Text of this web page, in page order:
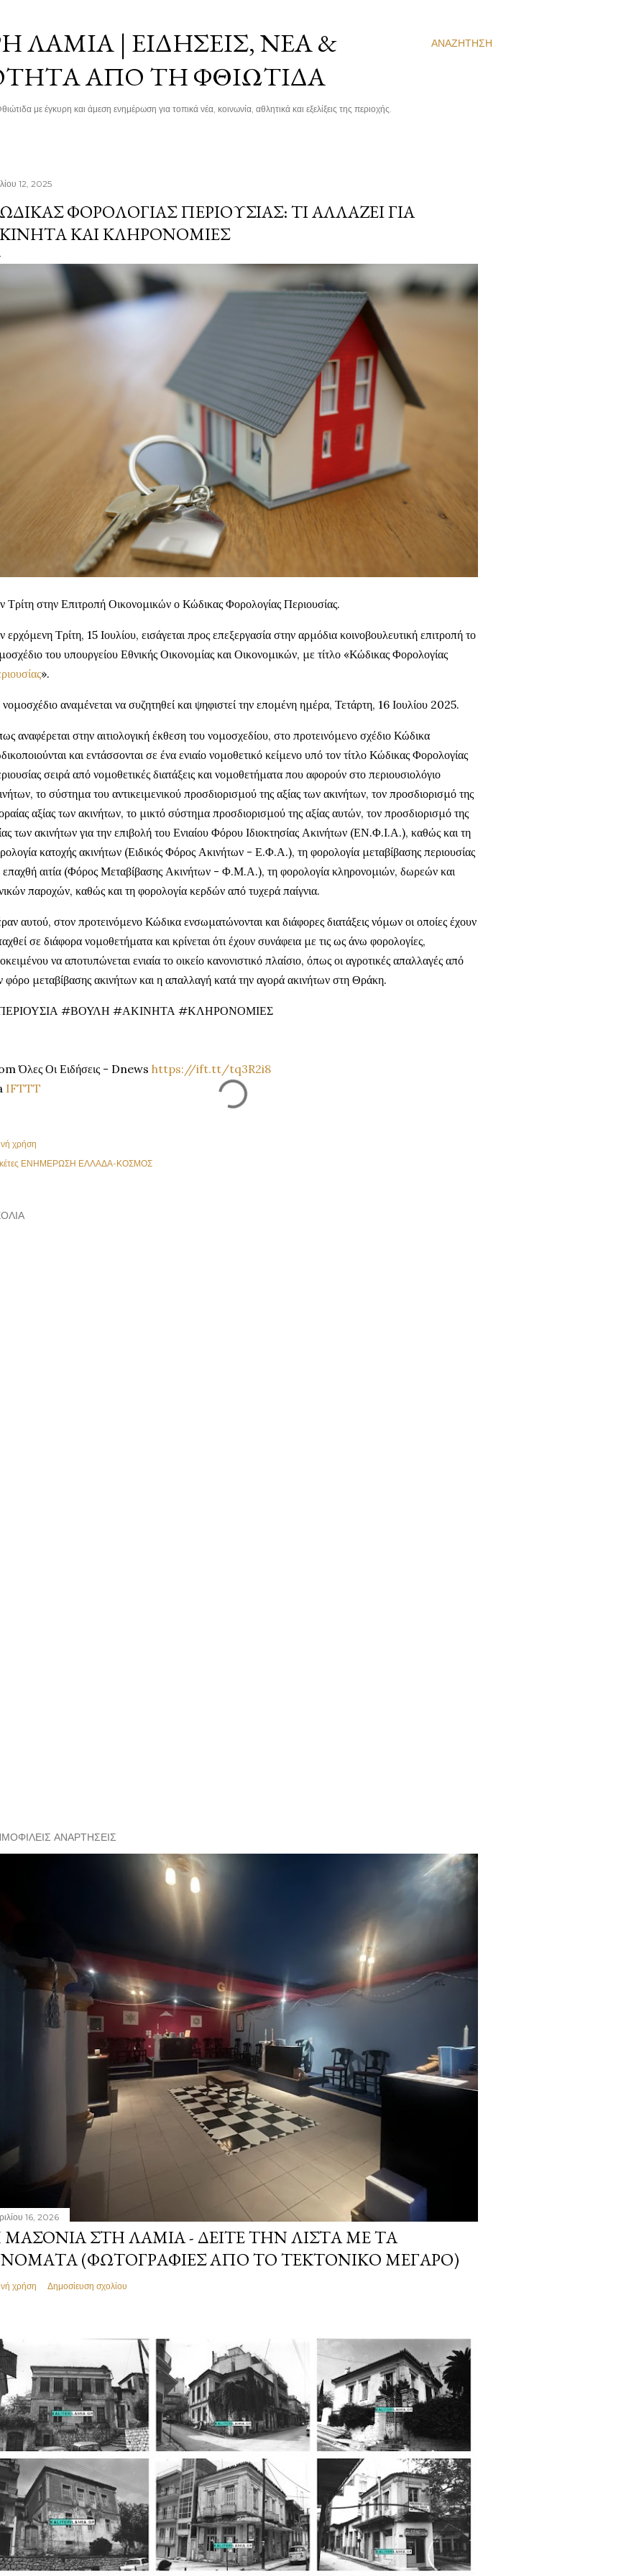
ΑΝΑΖΉΤΗΣΗ
ΛΑΜΊΑ | ΕΙΔΉΣΕΙΣ, ΝΈΑ &
ΑΠΌ ΤΗ ΦΘΙΏΤΙΔΑ
με έγκυρη και άμεση ενημέρωση για τοπικά νέα, κοινωνία, αθλητικά και εξελίξεις της περιοχής.
12, 2025
ΦΟΡΟΛΟΓΊΑΣ ΠΕΡΙΟΥΣΊΑΣ: ΤΙ ΑΛΛΆΖΕΙ ΓΙΑ
ΚΑΙ ΚΛΗΡΟΝΟΜΙΈΣ
Τρίτη στην Επιτροπή Οικονομικών ο Κώδικας Φορολογίας Περιουσίας.
ερχόμενη Τρίτη, 15 Ιουλίου, εισάγεται προς επεξεργασία στην αρμόδια κοινοβουλευτική επιτροπή το
του υπουργείου Εθνικής Οικονομίας και Οικονομικών, με τίτλο «Κώδικας Φορολογίας
».
αναμένεται να συζητηθεί και ψηφιστεί την επομένη ημέρα, Τετάρτη, 16 Ιουλίου 2025.
αναφέρεται στην αιτιολογική έκθεση του νομοσχεδίου, στο προτεινόμενο σχέδιο Κώδικα
και εντάσσονται σε ένα ενιαίο νομοθετικό κείμενο υπό τον τίτλο Κώδικας Φορολογίας
σειρά από νομοθετικές διατάξεις και νομοθετήματα που αφορούν στο περιουσιολόγιο
το σύστημα του αντικειμενικού προσδιορισμού της αξίας των ακινήτων, τον προσδιορισμό της
αξίας των ακινήτων, το μικτό σύστημα προσδιορισμού της αξίας αυτών, τον προσδιορισμό της
των ακινήτων για την επιβολή του Ενιαίου Φόρου Ιδιοκτησίας Ακινήτων (ΕΝ.Φ.Ι.Α.), καθώς και τη
κατοχής ακινήτων (Ειδικός Φόρος Ακινήτων - Ε.Φ.Α.), τη φορολογία μεταβίβασης περιουσίας
αιτία (Φόρος Μεταβίβασης Ακινήτων - Φ.Μ.Α.), τη φορολογία κληρονομιών, δωρεών και
παροχών, καθώς και τη φορολογία κερδών από τυχερά παίγνια.
αυτού, στον προτεινόμενο Κώδικα ενσωματώνονται και διάφορες διατάξεις νόμων οι οποίες έχουν
σε διάφορα νομοθετήματα και κρίνεται ότι έχουν συνάφεια με τις ως άνω φορολογίες,
να αποτυπώνεται ενιαία το οικείο κανονιστικό πλαίσιο, όπως οι αγροτικές απαλλαγές από
φόρο μεταβίβασης ακινήτων και η απαλλαγή κατά την αγορά ακινήτων στη Θράκη.
#ΒΟΥΛΗ #ΑΚΙΝΗΤΑ #ΚΛΗΡΟΝΟΜΙΕΣ
Όλες Οι Ειδήσεις - Dnews https://ift.tt/tq3R2i8
IFTTT
χρήση
ΕΝΗΜΕΡΩΣΗ ΕΛΛΑΔΑ-ΚΟΣΜΟΣ
ΑΝΑΡΤΉΣΕΙΣ
16, 2026
ΣΤΗ ΛΑΜΊΑ - ΔΕΊΤΕ ΤΗΝ ΛΊΣΤΑ ΜΕ ΤΑ
(ΦΩΤΟΓΡΑΦΊΕΣ ΑΠΌ ΤΟ ΤΕΚΤΟΝΙΚΌ ΜΈΓΑΡΟ)
χρήση Δημοσίευση σχολίου